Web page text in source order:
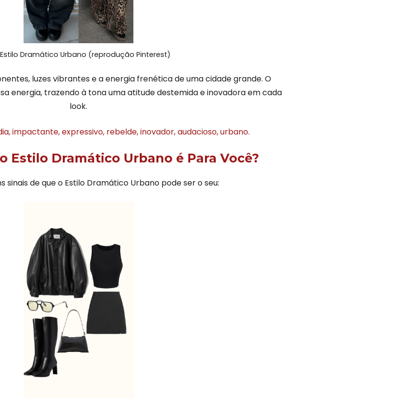
Estilo Dramático Urbano (reprodução Pinterest)
luzes vibrantes e a energia frenética de uma cidade grande. O
energia, trazendo à tona uma atitude destemida e inovadora em cada
look.
impactante, expressivo, rebelde, inovador, audacioso, urbano.
Estilo Dramático Urbano é Para Você?
sinais de que o Estilo Dramático Urbano pode ser o seu: